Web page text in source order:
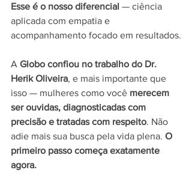
Esse é o nosso diferencial — ciência
aplicada com empatia e
acompanhamento focado em resultados.
A Globo confiou no trabalho do Dr.
Herik Oliveira, e mais importante que
isso — mulheres como você merecem
ser ouvidas, diagnosticadas com
precisão e tratadas com respeito. Não
adie mais sua busca pela vida plena. O
primeiro passo começa exatamente
agora.